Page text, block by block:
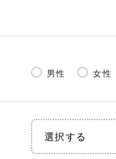
男性 女性